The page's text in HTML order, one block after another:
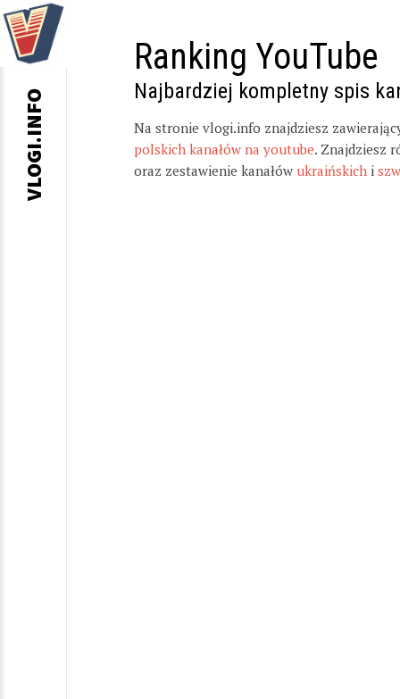
Ranking YouTube
Najbardziej kompletny spis
Na stronie vlogi.info znajdziesz
polskich kanałów na youtube. Znajdziesz
oraz zestawienie kanałów ukraińskich i
VLOGI.INFO